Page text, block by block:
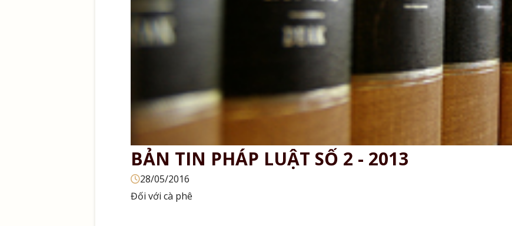
BẢN TIN PHÁP LUẬT SỐ 2 - 2013
28/05/2016
Đối với cà phê